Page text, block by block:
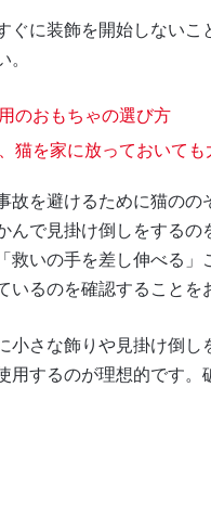
ぐに装飾を開始しない
のおもちゃの選び方
猫を家に放っておいて
故を避けるために猫のの
んで見掛け倒しをするの
救いの手を差し伸べる
るのを確認することを
小さな飾りや見掛け倒
用するのが理想的です